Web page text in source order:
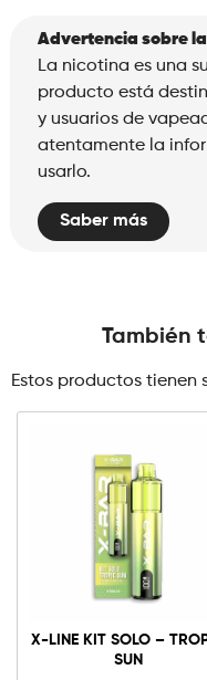
Advertencia sobre
La nicotina es una
producto está
y usuarios de
atentamente la
usarlo.
Saber más
También
Estos productos tienen
X-LINE KIT SOLO –
SUN
X-
Line
Solo
Sun
cantidad